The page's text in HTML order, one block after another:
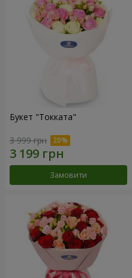
Букет "Токката"
3 999 грн
Замовити